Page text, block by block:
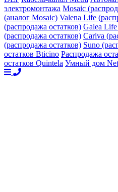
электромонтажа Mosaic
(аналог Mosaic) Valena Life
(распродажа остатков) Galea Life
(распродажа остатков) Cariva
(распродажа остатков) Suno
остатков Bticino Распродажа
остатков Quintela Умный дом